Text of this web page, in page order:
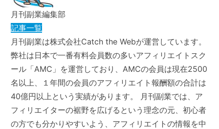
月刊副業編集部
記事一覧
月刊副業は株式会社Catch the Webが運営しています。
弊社は日本で一番有料会員数の多いアフィリエイトスク
ール「AMC」を運営しており、AMCの会員は現在2500
名以上、１年間の会員のアフィリエイト報酬額の合計は
40億円以上という実績があります。 月刊副業では、ア
フィリエイターの裾野を広げるという理念の元、初心者
の方でも分かりやすいよう、アフィリエイトの情報を中